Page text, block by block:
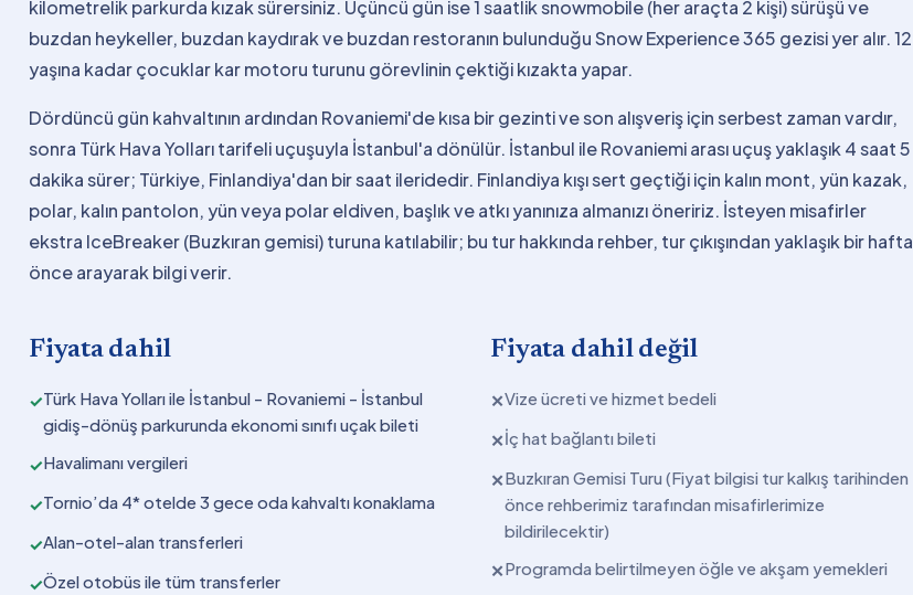
kilometrelik parkurda kızak sürersiniz. Üçüncü gün ise 1 saatlik snowmobile (her araçta 2 kişi) sürüşü ve
buzdan heykeller, buzdan kaydırak ve buzdan restoranın bulunduğu Snow Experience 365 gezisi yer alır. 12
yaşına kadar çocuklar kar motoru turunu görevlinin çektiği kızakta yapar.
Dördüncü gün kahvaltının ardından Rovaniemi'de kısa bir gezinti ve son alışveriş için serbest zaman vardır,
sonra Türk Hava Yolları tarifeli uçuşuyla İstanbul'a dönülür. İstanbul ile Rovaniemi arası uçuş yaklaşık 4 saat 5
dakika sürer; Türkiye, Finlandiya'dan bir saat ileridedir. Finlandiya kışı sert geçtiği için kalın mont, yün kazak,
polar, kalın pantolon, yün veya polar eldiven, başlık ve atkı yanınıza almanızı öneririz. İsteyen misafirler
ekstra IceBreaker (Buzkıran gemisi) turuna katılabilir; bu tur hakkında rehber, tur çıkışından yaklaşık bir hafta
önce arayarak bilgi verir.
Fiyata dahil
✓Türk Hava Yolları ile İstanbul - Rovaniemi - İstanbul
gidiş-dönüş parkurunda ekonomi sınıfı uçak bileti
✓Havalimanı vergileri
✓Tornio’da 4* otelde 3 gece oda kahvaltı konaklama
✓Alan-otel-alan transferleri
✓Özel otobüs ile tüm transferler
Fiyata dahil değil
✕Vize ücreti ve hizmet bedeli
✕İç hat bağlantı bileti
✕Buzkıran Gemisi Turu (Fiyat bilgisi tur kalkış tarihinden
önce rehberimiz tarafından misafirlerimize
bildirilecektir)
✕Programda belirtilmeyen öğle ve akşam yemekleri